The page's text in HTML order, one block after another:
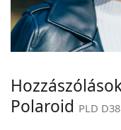
használati
Szárhossz:
Hídszélesség:
Állítható
orrpárna:
Polaroid PLD